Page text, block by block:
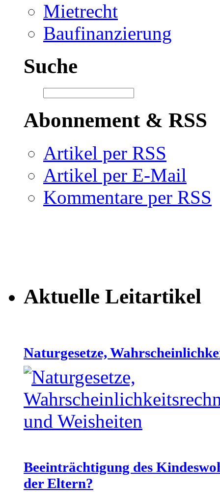
Mietrecht
Baufinanzierung
Suche
Abonnement & RSS
Artikel per RSS
Artikel per E-Mail
Kommentare per RSS
Aktuelle Leitartikel
Naturgesetze,
Beeinträchtigung des
der Eltern?